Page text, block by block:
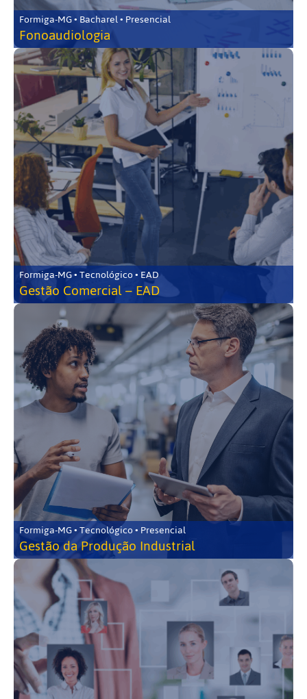
Formiga-MG • Bacharel • Presencial
Fonoaudiologia
Formiga-MG • Tecnológico • EAD
Gestão Comercial – EAD
Formiga-MG • Tecnológico • Presencial
Gestão da Produção Industrial